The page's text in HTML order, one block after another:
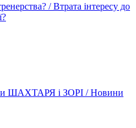
/ Втрата інтересу до
ШАХТАРЯ і ЗОРІ / Новини